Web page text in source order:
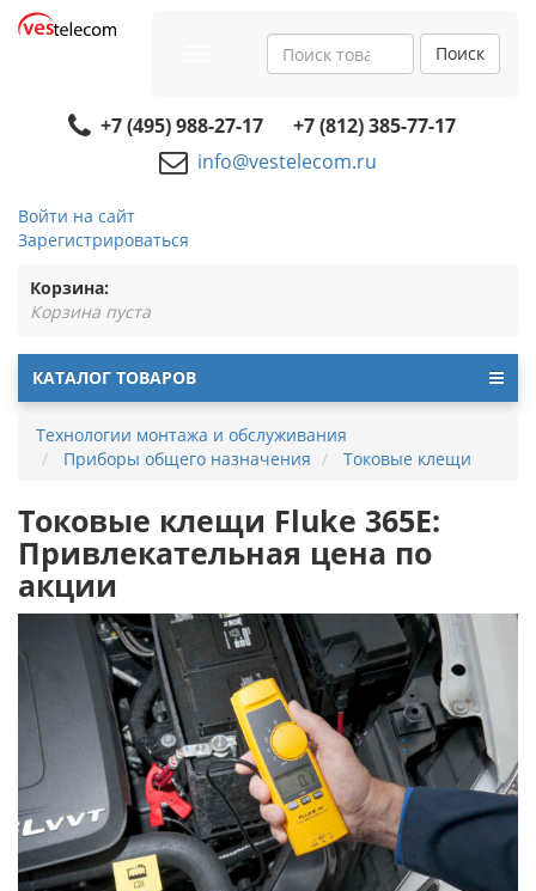
navigation
Поиск
+7 (495) 988-27-17
+7 (812) 385-77-17
info@vestelecom.ru
Войти на сайт
Зарегистрироваться
Корзина:
Корзина пуста
КАТАЛОГ ТОВАРОВ
Технологии монтажа и обслуживания
Приборы общего назначения
Токовые клещи
Токовые клещи Fluke 365E:
Привлекательная цена по
акции